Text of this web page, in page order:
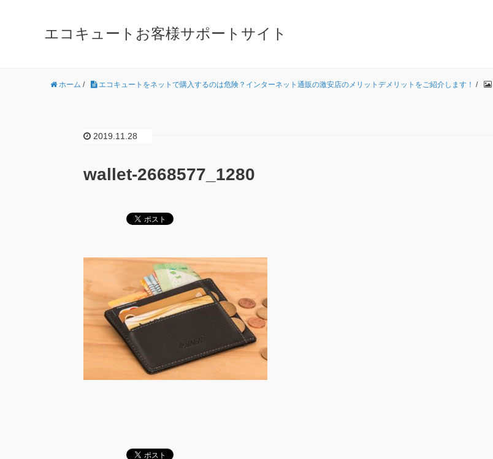
エコキュートお客様サポートサイト
ホーム / エコキュートをネットで購入するのは危険？インターネット通販の激安店のメリットデメリットをご紹介します！ /
2019.11.28
wallet-2668577_1280